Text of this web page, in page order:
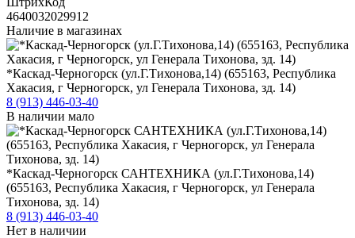
4640032029912
Наличие в магазинах
*Каскад-Черногорск (ул.Г.Тихонова,14) (655163, Республика
Хакасия, г Черногорск, ул Генерала Тихонова, зд. 14)
8 (913) 446-03-40
В наличии мало
*Каскад-Черногорск САНТЕХНИКА (ул.Г.Тихонова,14)
(655163, Республика Хакасия, г Черногорск, ул Генерала
Тихонова, зд. 14)
8 (913) 446-03-40
Нет в наличии